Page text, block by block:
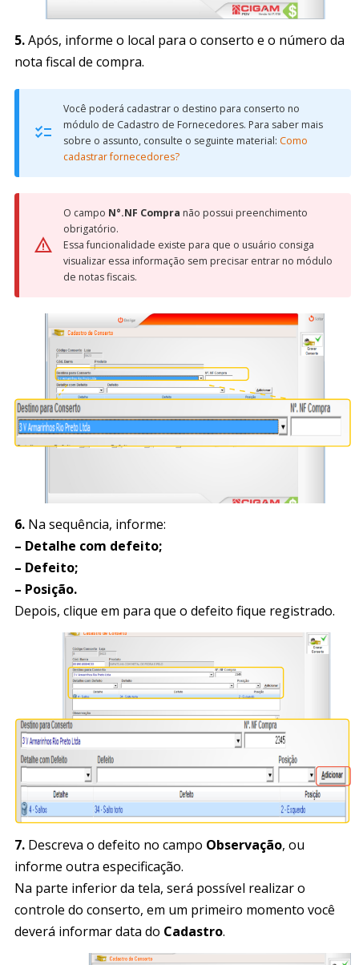
5.Após, informe o local para o conserto e o número da
nota fiscal de compra.
Você poderá cadastrar o destino para conserto no
módulo de Cadastro de Fornecedores. Para saber mais
sobre o assunto, consulte o seguinte material: Como
cadastrar fornecedores?
O campo N°.NF Compra não possui preenchimento
obrigatório.
Essa funcionalidade existe para que o usuário consiga
visualizar essa informação sem precisar entrar no módulo
de notas fiscais.
6. Na sequência, informe:
– Detalhe com defeito;
– Defeito;
– Posição.
Depois, clique em para que o defeito fique registrado.
7. Descreva o defeito no campo Observação, ou
informe outra especificação.
Na parte inferior da tela, será possível realizar o
controle do conserto, em um primeiro momento você
deverá informar data do Cadastro.